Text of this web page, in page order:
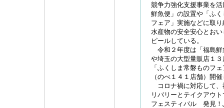
競争力強化支援事業を
鮮魚便」の設置や「ふ
フェア」実施などに取
水産物の安全安心とお
ピールしている。
令和２年度は「福島鮮
や埼玉の大型量販店１
「ふくしま常磐ものフ
（のべ１４１店舗）開
コロナ禍に対応して、
リバリーとテイクアウ
フェスティバル 発見！